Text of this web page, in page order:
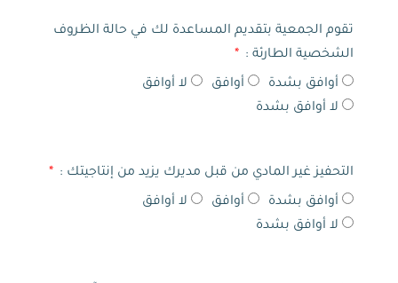
تقوم الجمعية بتقديم المساعدة لك في حالة الظروف
الشخصية الطارئة :
أوافق بشدة أوافق
لا أوافق
لا أوافق بشدة
التحفيز غير المادي من قبل مديرك يزيد من إنتاجيتك :
أوافق بشدة أوافق
لا أوافق
لا أوافق بشدة